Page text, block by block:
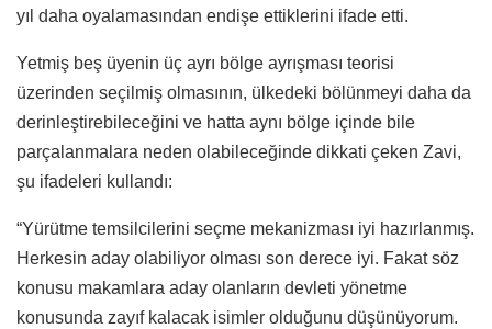
yıl daha oyalamasından endişe ettiklerini ifade etti.
Yetmiş beş üyenin üç ayrı bölge ayrışması teorisi
üzerinden seçilmiş olmasının, ülkedeki bölünmeyi daha da
derinleştirebileceğini ve hatta aynı bölge içinde bile
parçalanmalara neden olabileceğinde dikkati çeken Zavi,
şu ifadeleri kullandı:
“Yürütme temsilcilerini seçme mekanizması iyi hazırlanmış.
Herkesin aday olabiliyor olması son derece iyi. Fakat söz
konusu makamlara aday olanların devleti yönetme
konusunda zayıf kalacak isimler olduğunu düşünüyorum.